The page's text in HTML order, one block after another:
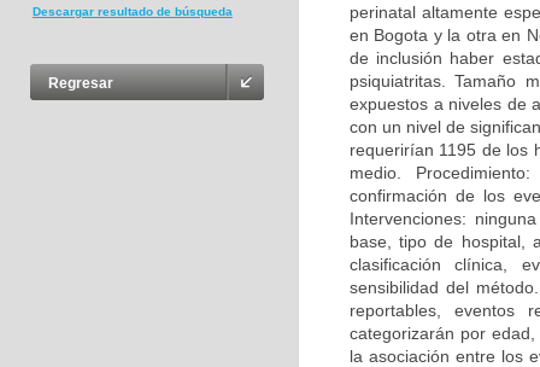
Descargar resultado de búsqueda
Regresar
perinatal altamente
en Bogota y la otra en
de inclusión haber
psiquiatritas. Tamaño
expuestos a niveles de
con un nivel de
requerirían 1195 de los
medio.
confirmación de los
Intervenciones:
base, tipo de hospital,
clasificación clínica,
sensibilidad del
reportables, eventos
categorizarán por
la asociación entre los